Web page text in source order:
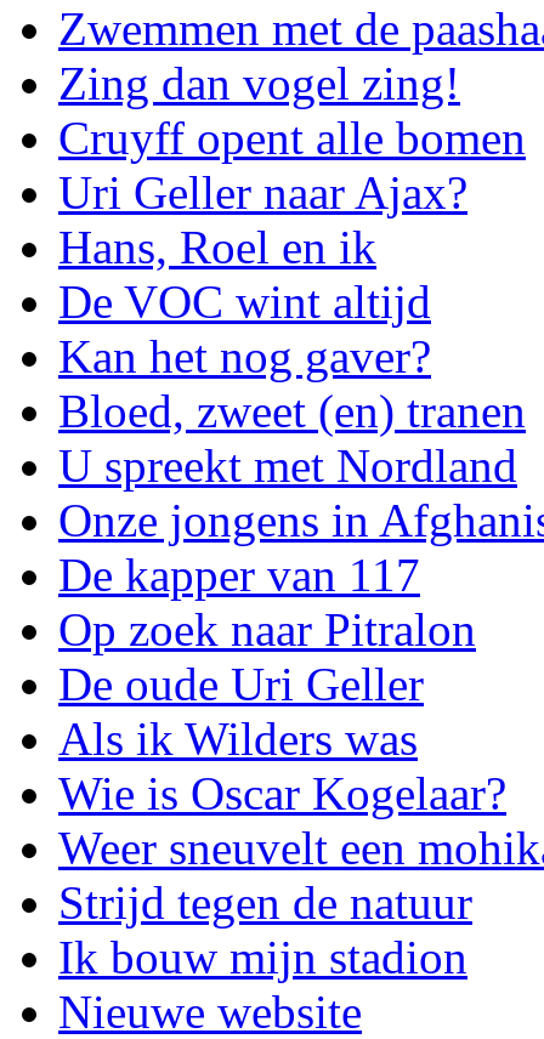
Zwemmen met de
Zing dan vogel zing!
Cruyff opent alle bomen
Uri Geller naar Ajax?
Hans, Roel en ik
De VOC wint altijd
Kan het nog gaver?
Bloed, zweet (en) tranen
U spreekt met Nordland
Onze jongens in
De kapper van 117
Op zoek naar Pitralon
De oude Uri Geller
Als ik Wilders was
Wie is Oscar Kogelaar?
Weer sneuvelt een
Strijd tegen de natuur
Ik bouw mijn stadion
Nieuwe website